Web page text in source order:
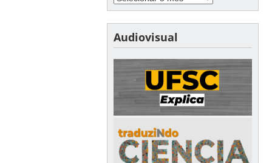
Audiovisual